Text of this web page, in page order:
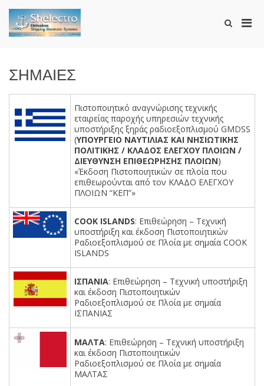
content
Show
ΣΗΜΑΙΕΣ
Πιστοποιητικό αναγνώρισης τεχνικής
εταιρείας παροχής υπηρεσιών τεχνικής
υποστήριξης ξηράς ραδιοεξοπλισμού GMDSS
(YΠΟΥΡΓΕΙΟ ΝΑΥΤΙΛΙΑΣ ΚΑΙ ΝΗΣΙΩΤΙΚΗΣ
ΠΟΛΙΤΙΚΗΣ / ΚΛΑΔΟΣ ΕΛΕΓΧΟΥ ΠΛΟΙΩΝ /
ΔΙΕΥΘΥΝΣΗ ΕΠΙΘΕΩΡΗΣΗΣ ΠΛΟΙΩΝ)
«Έκδοση Πιστοποιητικών σε πλοία που
επιθεωρούνται από τον ΚΛΑΔΟ ΕΛΕΓΧΟΥ
ΠΛΟΙΩΝ “ΚΕΠ”»
COOK ISLANDS: Επιθεώρηση – Tεχνική
υποστήριξη και έκδοση Πιστοποιητικών
Ραδιοεξοπλισμού σε Πλοία με σημαία COOK
ISLANDS
ΙΣΠΑΝΙΑ: Επιθεώρηση – Tεχνική υποστήριξη
και έκδοση Πιστοποιητικών
Ραδιοεξοπλισμού σε Πλοία με σημαία
ΙΣΠΑΝΙΑΣ
ΜΑΛΤΑ: Επιθεώρηση – Tεχνική υποστήριξη
και έκδοση Πιστοποιητικών
Ραδιοεξοπλισμού σε Πλοία με σημαία
ΜΑΛΤΑΣ